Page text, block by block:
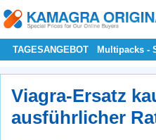
TAGESANGEBOT Multipacks -
Viagra-Ersatz
ausführlicher